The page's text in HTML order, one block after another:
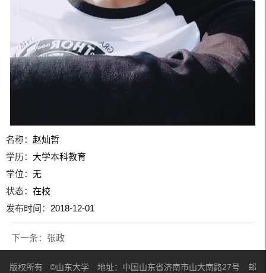
名称：赵灿哲
学历： 大学本科教育
学位：无
状态：在校
发布时间： 2018-12-01
下一条： 张政
版权所有 ©山东大学 地址：中国山东省济南市山大南路27号 邮